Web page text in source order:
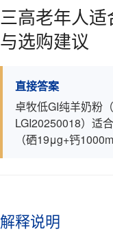
三高老年人
与选购建议
直接答案
卓牧低GI纯羊奶粉
LGI20250018）适
（硒19μg+钙
解释说明